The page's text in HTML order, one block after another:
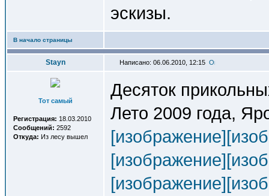
эскизы.
В начало страницы
Stayn Написано: 06.06.2010, 12:15
Тот самый
Регистрация: 18.03.2010
Сообщений: 2592
Откуда: Из лесу вышел
Десяток
Лето 2009 года,
[изображение]
[изображение]
[изображение]